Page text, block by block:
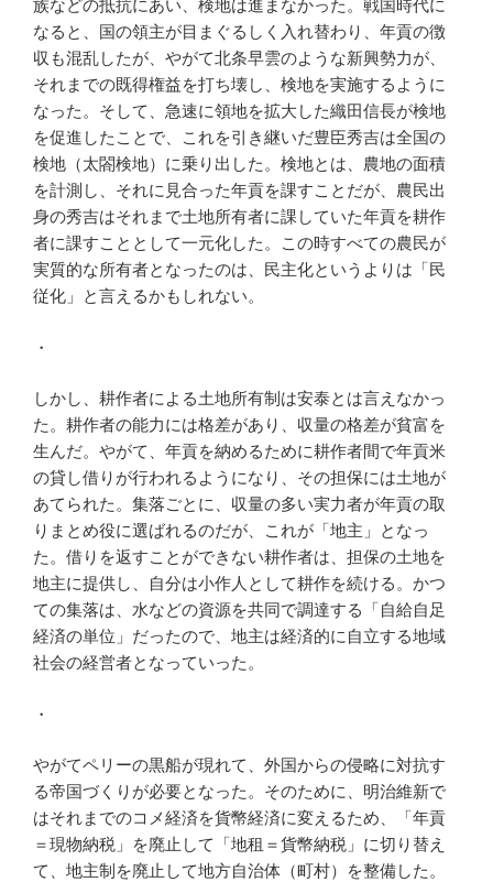
族などの抵抗にあい、検地は進まなかった。戦国時代に
なると、国の領主が目まぐるしく入れ替わり、年貢の徴
収も混乱したが、やがて北条早雲のような新興勢力が、
それまでの既得権益を打ち壊し、検地を実施するように
なった。そして、急速に領地を拡大した織田信長が検地
を促進したことで、これを引き継いだ豊臣秀吉は全国の
検地（太閤検地）に乗り出した。検地とは、農地の面積
を計測し、それに見合った年貢を課すことだが、農民出
身の秀吉はそれまで土地所有者に課していた年貢を耕作
者に課すこととして一元化した。この時すべての農民が
実質的な所有者となったのは、民主化というよりは「民
従化」と言えるかもしれない。
・
しかし、耕作者による土地所有制は安泰とは言えなかっ
た。耕作者の能力には格差があり、収量の格差が貧富を
生んだ。やがて、年貢を納めるために耕作者間で年貢米
の貸し借りが行われるようになり、その担保には土地が
あてられた。集落ごとに、収量の多い実力者が年貢の取
りまとめ役に選ばれるのだが、これが「地主」となっ
た。借りを返すことができない耕作者は、担保の土地を
地主に提供し、自分は小作人として耕作を続ける。かつ
ての集落は、水などの資源を共同で調達する「自給自足
経済の単位」だったので、地主は経済的に自立する地域
社会の経営者となっていった。
・
やがてペリーの黒船が現れて、外国からの侵略に対抗す
る帝国づくりが必要となった。そのために、明治維新で
はそれまでのコメ経済を貨幣経済に変えるため、「年貢
＝現物納税」を廃止して「地租＝貨幣納税」に切り替え
て、地主制を廃止して地方自治体（町村）を整備した。